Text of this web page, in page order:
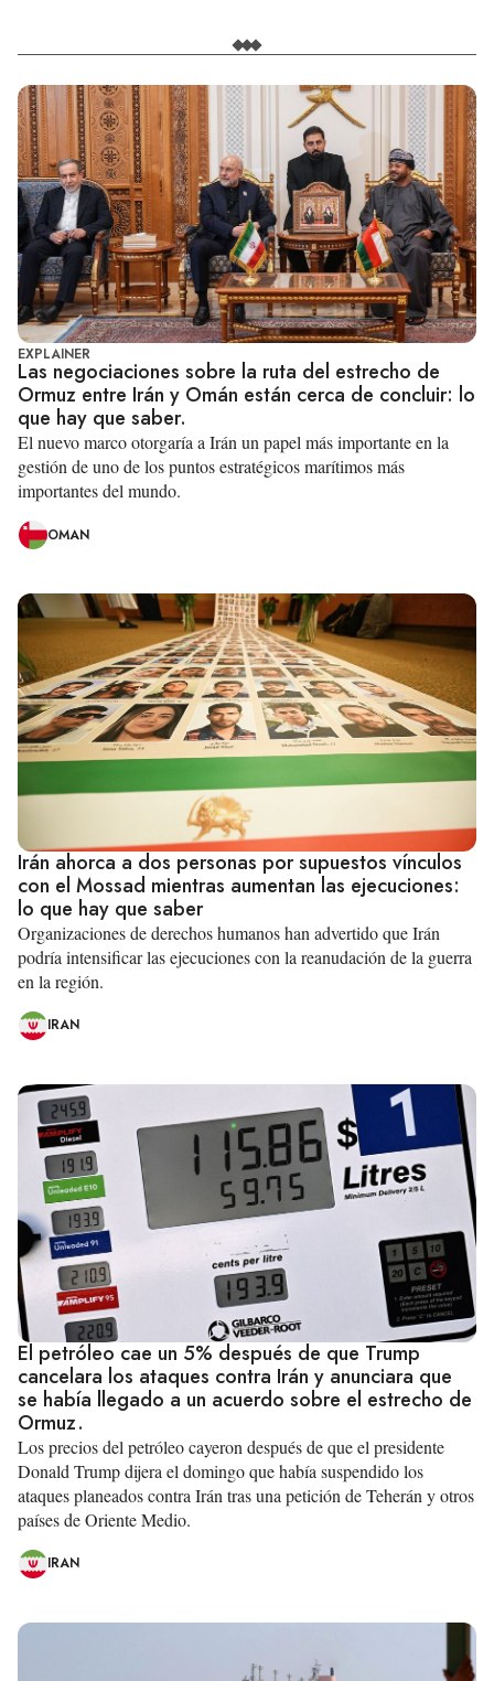
EXPLAINER
Las negociaciones sobre la ruta del estrecho de
Ormuz entre Irán y Omán están cerca de concluir: lo
que hay que saber.
El nuevo marco otorgaría a Irán un papel más importante en la
gestión de uno de los puntos estratégicos marítimos más
importantes del mundo.
OMAN
Irán ahorca a dos personas por supuestos vínculos
con el Mossad mientras aumentan las ejecuciones:
lo que hay que saber
Organizaciones de derechos humanos han advertido que Irán
podría intensificar las ejecuciones con la reanudación de la guerra
en la región.
IRAN
El petróleo cae un 5% después de que Trump
cancelara los ataques contra Irán y anunciara que
se había llegado a un acuerdo sobre el estrecho de
Ormuz.
Los precios del petróleo cayeron después de que el presidente
Donald Trump dijera el domingo que había suspendido los
ataques planeados contra Irán tras una petición de Teherán y otros
países de Oriente Medio.
IRAN